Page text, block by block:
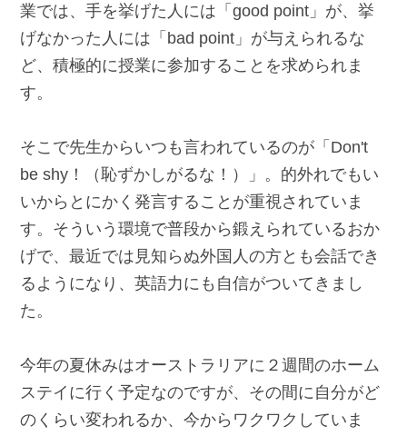
業では、手を挙げた人には「good point」が、挙
げなかった人には「bad point」が与えられるな
ど、積極的に授業に参加することを求められま
す。
そこで先生からいつも言われているのが「Don't
be shy！（恥ずかしがるな！）」。的外れでもい
いからとにかく発言することが重視されていま
す。そういう環境で普段から鍛えられているおか
げで、最近では見知らぬ外国人の方とも会話でき
るようになり、英語力にも自信がついてきまし
た。
今年の夏休みはオーストラリアに２週間のホーム
ステイに行く予定なのですが、その間に自分がど
のくらい変われるか、今からワクワクしていま